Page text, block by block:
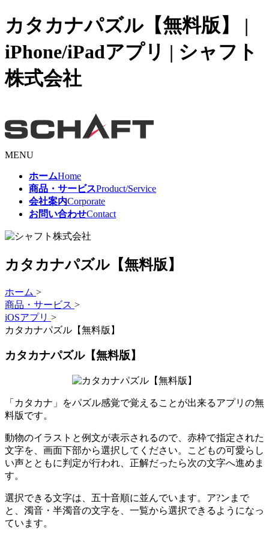
カタカナパズル【無料版】 |
iPhone/iPadアプリ | シャフト
株式会社
MENU
ホームHome
商品・サービスProduct/Service
会社案内Corporate
お問い合わせContact
カタカナパズル【無料版】
ホーム >
商品・サービス >
iOSアプリ >
カタカナパズル【無料版】
カタカナパズル【無料版】
「カタカナ」をパズル感覚で覚えることが出来るアプリの無
料版です。
動物のイラストと例文が表示されるので、赤枠で指定された
文字を、画面下部から選択してください。こどもの可愛らし
い声とともに判定が行われ、正解だったら次の文字へ進めま
す。
選択できる文字は、五十音順に並んでいます。ア?ンまで
と、濁音・半濁音の文字を、一覧から選択できるようになっ
ています。